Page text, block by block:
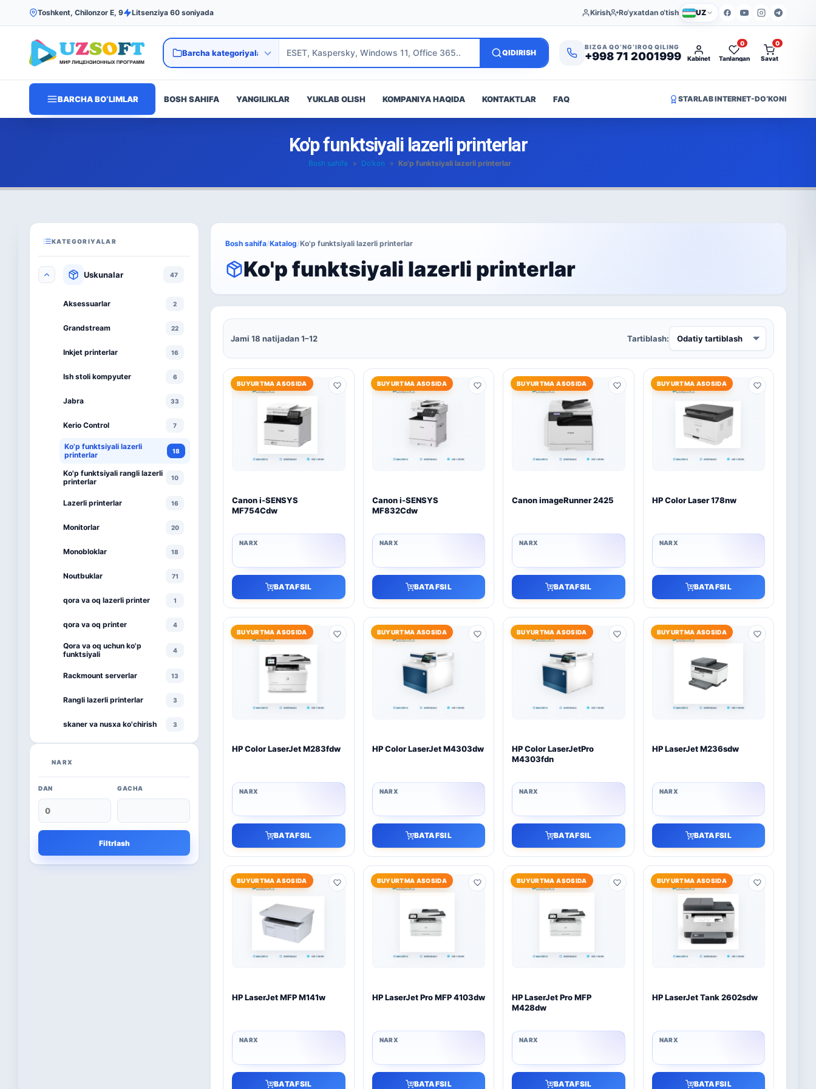
Toshkent, Chilonzor E, 9 Litsenziya 60 soniyada Kirish Ro‘yxatdan o‘tish UZ
QIDIRISH
BIZGA QO‘NG‘IROQ QILING
+998 71 2001999 Kabinet Tanlangan
0
Savat
0
BARCHA BO‘LIMLAR BOSH SAHIFA YANGILIKLAR YUKLAB OLISH KOMPANIYA HAQIDA KONTAKTLAR FAQ STARLAB INTERNET-DO‘KONI
Ko'p funktsiyali lazerli printerlar
Bosh sahifa » Do’kon » Ko'p funktsiyali lazerli printerlar
KATEGORIYALAR
Uskunalar 47
Aksessuarlar 2
Grandstream 22
Inkjet printerlar 16
Ish stoli kompyuter 6
Jabra 33
Kerio Control 7
Ko'p funktsiyali lazerli
printerlar
18
Ko'p funktsiyali rangli lazerli
printerlar
10
Lazerli printerlar 16
Monitorlar 20
Monobloklar 18
Noutbuklar 71
qora va oq lazerli printer 1
qora va oq printer 4
Qora va oq uchun ko'p
funktsiyali
4
Rackmount serverlar 13
Rangli lazerli printerlar 3
skaner va nusxa ko'chirish 3
Kaspersky
Microsoft 13
NARX
DAN GACHA
Filtrlash
Bosh sahifa/Katalog/Ko'p funktsiyali lazerli printerlar
Ko'p funktsiyali lazerli printerlar
Jami 18 natijadan 1–12 Tartiblash:
BUYURTMA ASOSIDA
Canon i-SENSYS
MF754Cdw
BATAFSIL
BUYURTMA ASOSIDA
Canon i-SENSYS
MF832Cdw
BATAFSIL
BUYURTMA ASOSIDA
Canon imageRunner 2425
BATAFSIL
BUYURTMA ASOSIDA
HP Color Laser 178nw
BATAFSIL
BUYURTMA ASOSIDA
HP Color LaserJet M283fdw
BATAFSIL
BUYURTMA ASOSIDA
HP Color LaserJet M4303dw
BATAFSIL
BUYURTMA ASOSIDA
HP Color LaserJetPro
M4303fdn
BATAFSIL
BUYURTMA ASOSIDA
HP LaserJet M236sdw
BATAFSIL
BUYURTMA ASOSIDA
HP LaserJet MFP M141w
BATAFSIL
BUYURTMA ASOSIDA
HP LaserJet Pro MFP 4103dw
BATAFSIL
BUYURTMA ASOSIDA
HP LaserJet Pro MFP
M428dw
BATAFSIL
BUYURTMA ASOSIDA
HP LaserJet Tank 2602sdw
BATAFSIL